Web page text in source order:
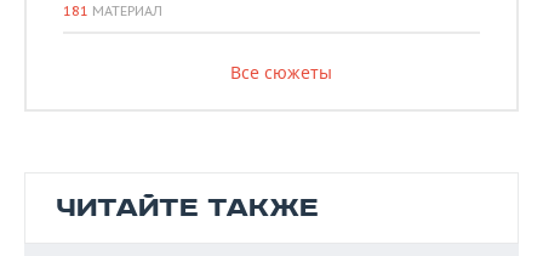
181 МАТЕРИАЛ
Все сюжеты
ЧИТАЙТЕ ТАКЖЕ